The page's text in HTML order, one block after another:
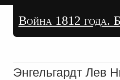
Война 1812 года.
Энгельгардт Лев